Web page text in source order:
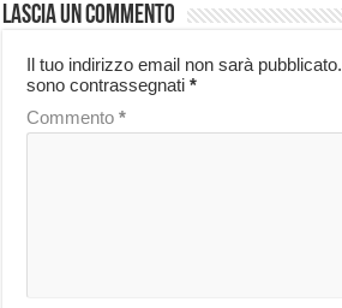
Lascia un commento
Il tuo indirizzo email non sarà pubblicato.
sono contrassegnati*
Commento*